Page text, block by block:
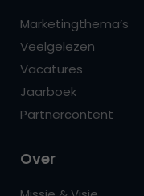
Marketingthema’s
Veelgelezen
Vacatures
Jaarboek
Partnercontent
Over